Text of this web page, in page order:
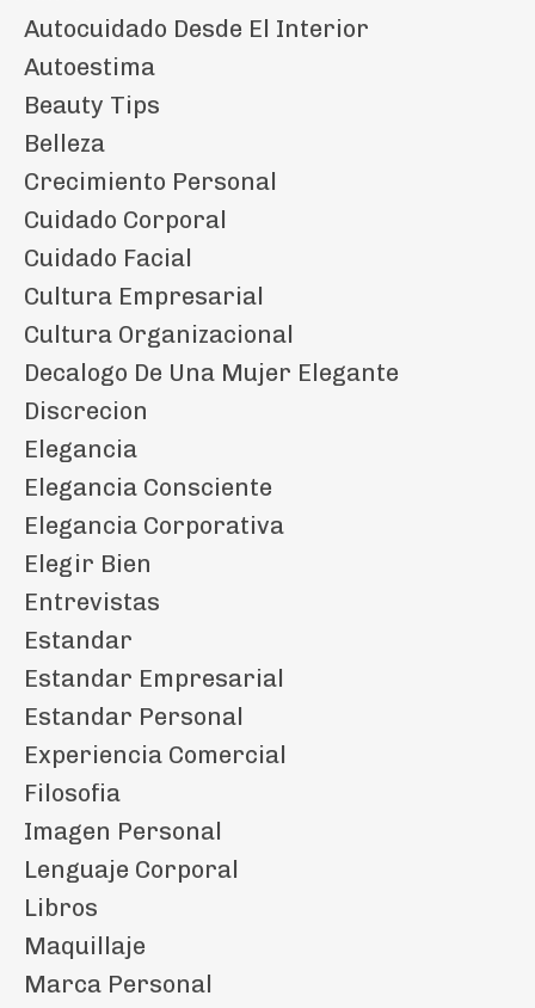
Autocuidado Desde El Interior
Autoestima
Beauty Tips
Belleza
Crecimiento Personal
Cuidado Corporal
Cuidado Facial
Cultura Empresarial
Cultura Organizacional
Decalogo De Una Mujer Elegante
Discrecion
Elegancia
Elegancia Consciente
Elegancia Corporativa
Elegir Bien
Entrevistas
Estandar
Estandar Empresarial
Estandar Personal
Experiencia Comercial
Filosofia
Imagen Personal
Lenguaje Corporal
Libros
Maquillaje
Marca Personal